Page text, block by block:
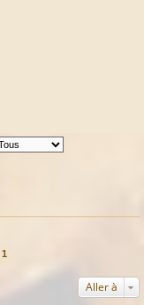
1
Aller à